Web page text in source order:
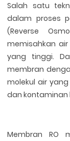
Salah satu
dalam proses
(Reverse
memisahkan
yang tinggi.
membran
molekul air
dan
Membran RO